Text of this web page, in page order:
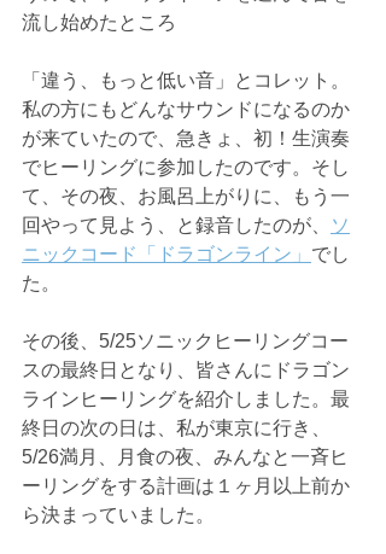
流し始めたところ
「違う、もっと低い音」とコレット。
私の方にもどんなサウンドになるのか
が来ていたので、急きょ、初！生演奏
でヒーリングに参加したのです。そし
て、その夜、お風呂上がりに、もう一
回やって見よう、と録音したのが、
ソ
ニックコード「ドラゴンライン」 でし
た。
その後、5/25ソニックヒーリングコー
スの最終日となり、皆さんにドラゴン
ラインヒーリングを紹介しました。最
終日の次の日は、私が東京に行き、
5/26満月、月食の夜、みんなと一斉ヒ
ーリングをする計画は１ヶ月以上前か
ら決まっていました。